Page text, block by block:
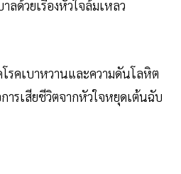
ลด้วยเรื่องหัวใจล้มเหลว
โรคเบาหวานและความดันโลหิต
ารเสียชีวิตจากหัวใจหยุดเต้นฉับ